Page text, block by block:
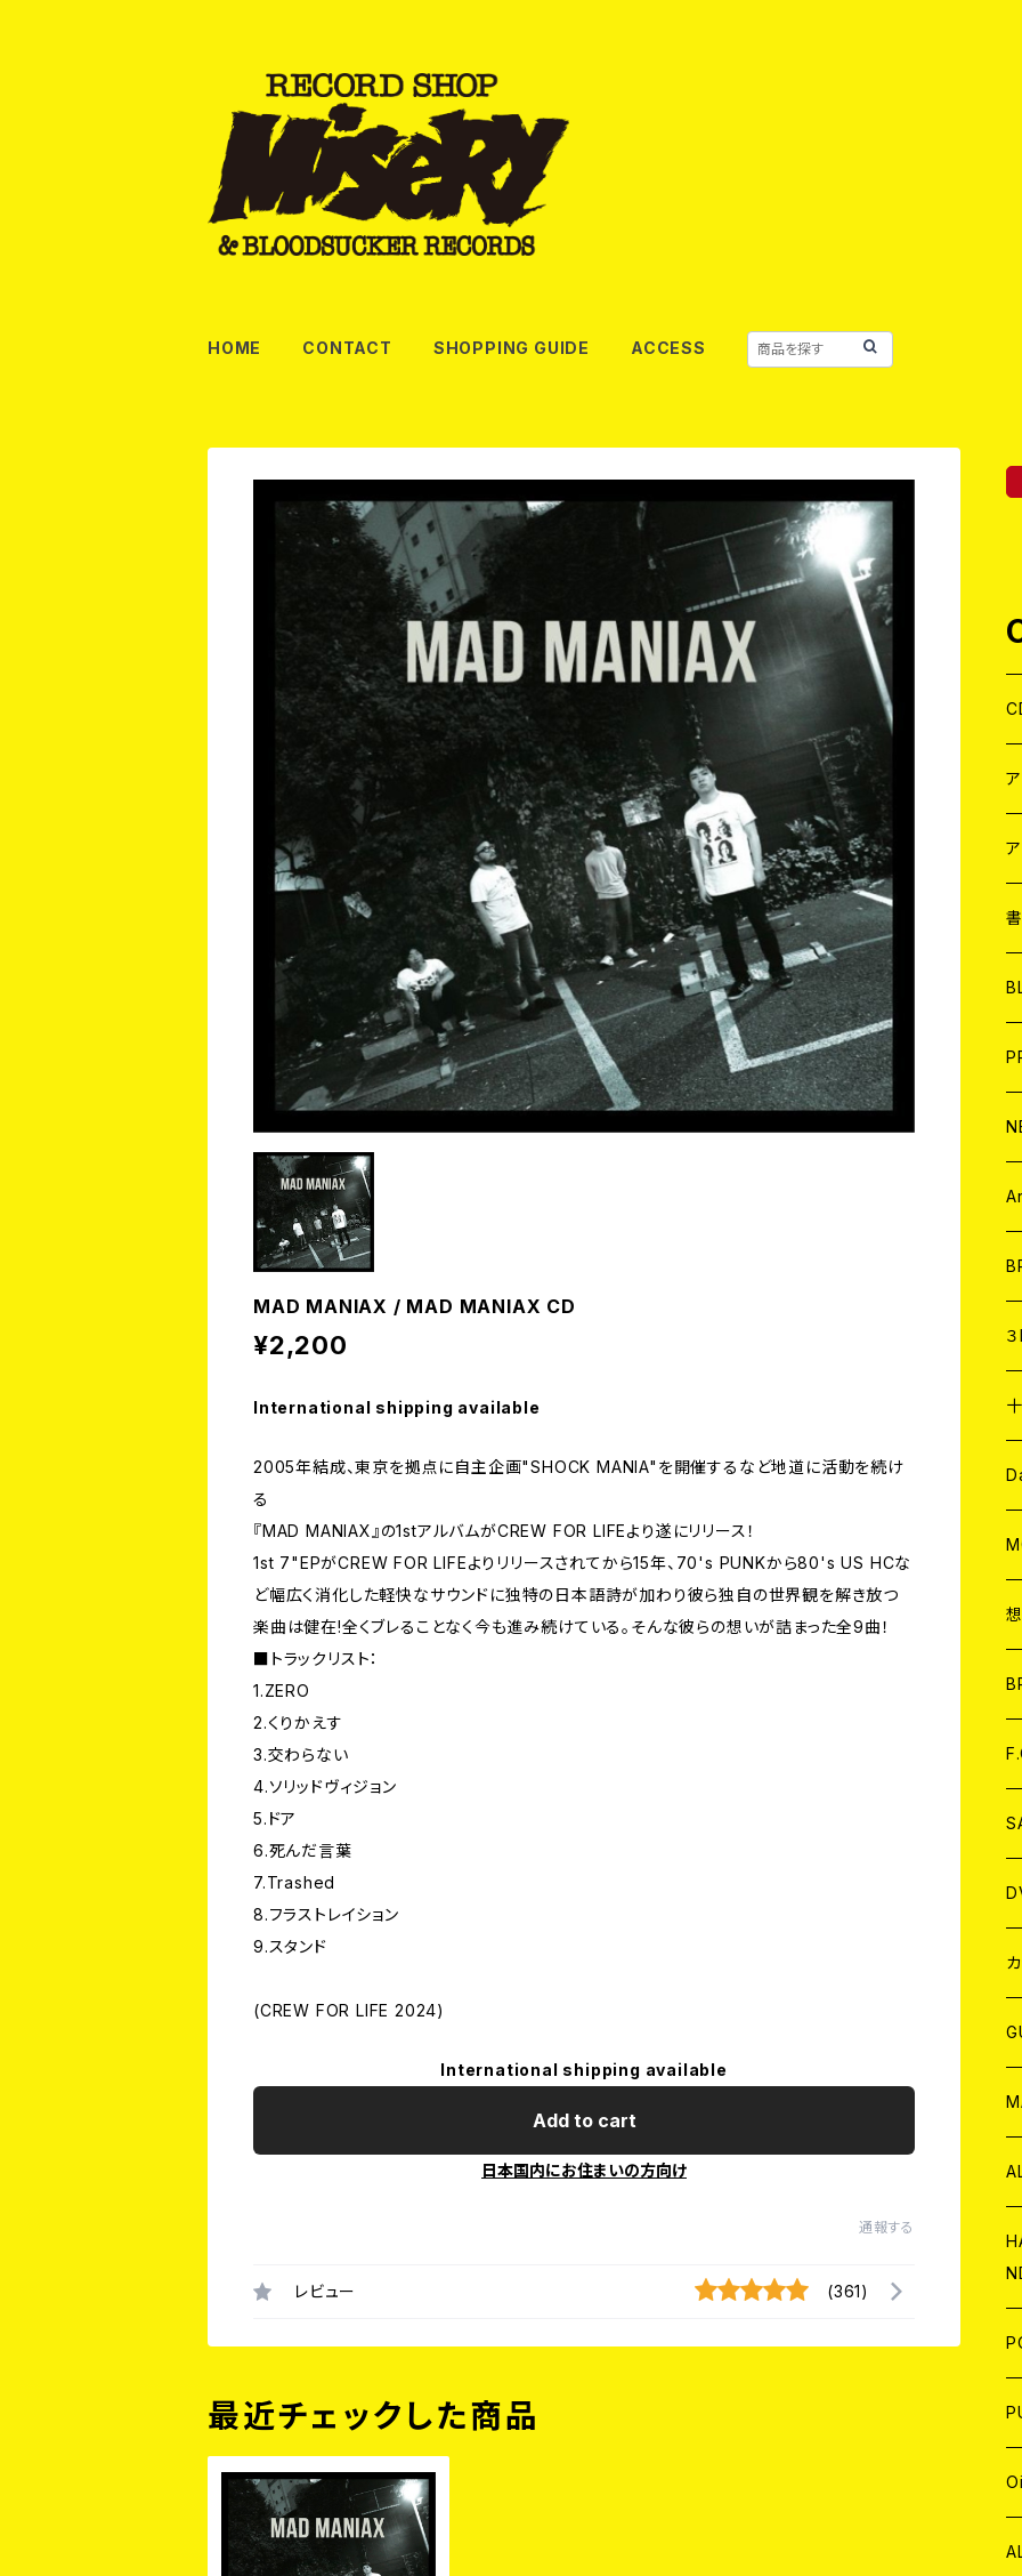
HOME CONTACT SHOPPING GUIDE ACCESS
MAD MANIAX / MAD MANIAX CD
¥2,200
International shipping available
2005年結成、東京を拠点に自主企画"SHOCK MANIA"を開催するなど地道に活動を続け
る
『MAD MANIAX』の1stアルバムがCREW FOR LIFEより遂にリリース！
1st 7"EPがCREW FOR LIFEよりリリースされてから15年、70's PUNKから80's US HCな
ど幅広く消化した軽快なサウンドに独特の日本語詩が加わり彼ら独自の世界観を解き放つ
楽曲は健在!全くブレることなく今も進み続けている。そんな彼らの想いが詰まった全9曲！
■トラックリスト：
1.ZERO
2.くりかえす
3.交わらない
4.ソリッドヴィジョン
5.ドア
6.死んだ言葉
7.Trashed
8.フラストレイション
9.スタンド
(CREW FOR LIFE 2024)
International shipping available
Add to cart
日本国内にお住まいの方向け
通報する
レビュー (361)
最近チェックした商品
７
LP
CD